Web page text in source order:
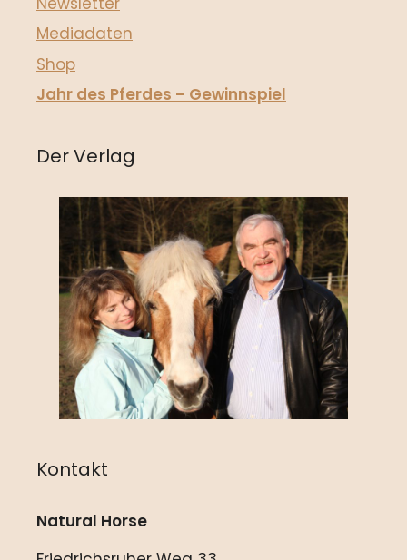
Mediadaten
Shop
Jahr des Pferdes – Gewinnspiel
Der Verlag
Kontakt
Natural Horse